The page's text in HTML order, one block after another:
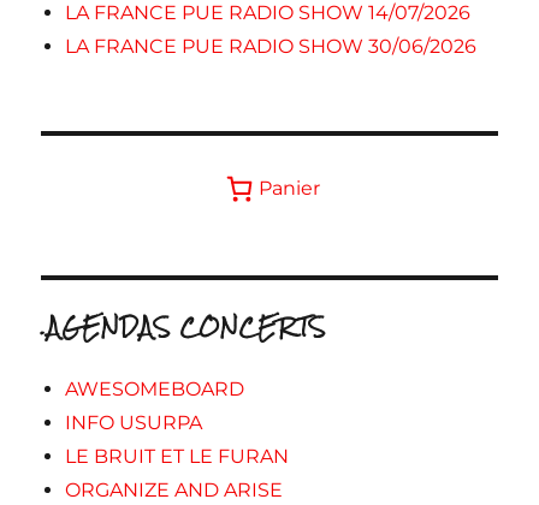
LA FRANCE PUE RADIO SHOW 14/07/2026
LA FRANCE PUE RADIO SHOW 30/06/2026
Panier
.AGENDAS CONCERTS
AWESOMEBOARD
INFO USURPA
LE BRUIT ET LE FURAN
ORGANIZE AND ARISE